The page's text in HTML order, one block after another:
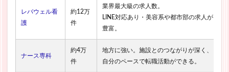
レバウェル看
護
約12万
件
業界最大級の求人数。
LINE対応あり・美容系や都市部の求人が
豊富。
ナース専科
約4万
件
地方に強い。施設とのつながりが深く、
自分のペースで転職活動ができる。